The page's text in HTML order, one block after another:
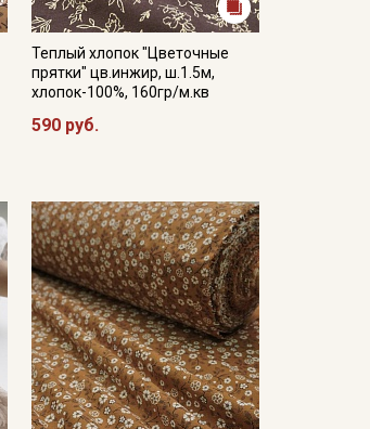
Теплый хлопок "Цветочные
прятки" цв.инжир, ш.1.5м,
хлопок-100%, 160гр/м.кв
590 руб.